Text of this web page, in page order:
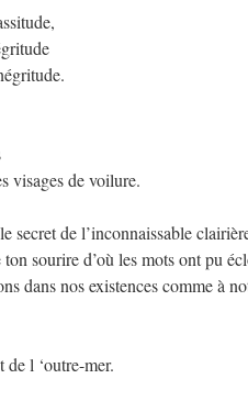
visages de voilure.
secret de l’inconnaissable
sourire d’où les mots ont pu
dans nos existences comme à
de l ‘outre-mer.